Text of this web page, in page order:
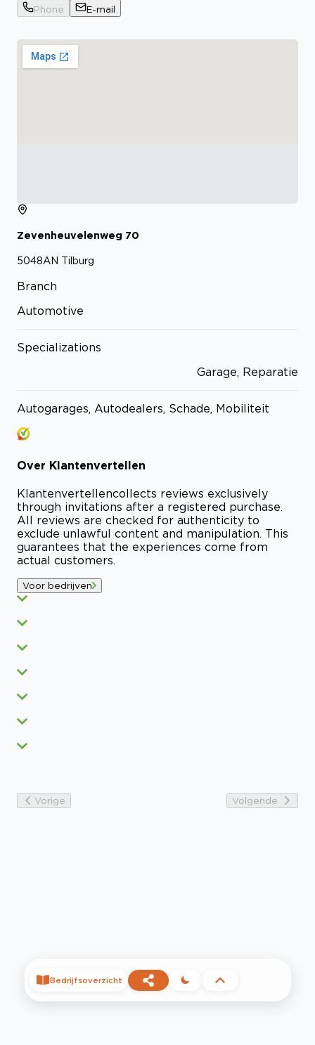
Phone
E-mail
Zevenheuvelenweg 70
5048AN Tilburg
Branch
Automotive
Specializations
Garage, Reparatie
Autogarages, Autodealers, Schade, Mobiliteit
Over Klantenvertellen
Klantenvertellencollects reviews exclusively
through invitations after a registered purchase.
All reviews are checked for authenticity to
exclude unlawful content and manipulation. This
guarantees that the experiences come from
actual customers.
Voor bedrijven
Vorige Volgende
Bedrijfsoverzicht